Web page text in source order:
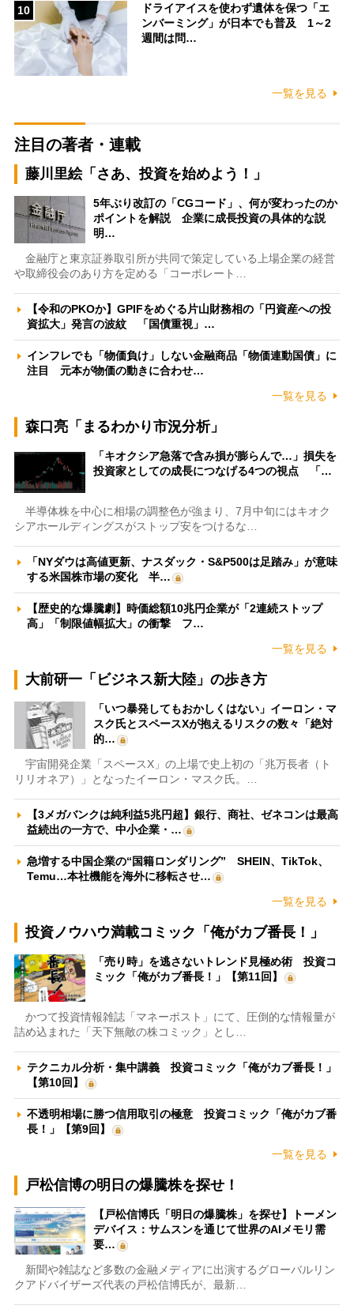
10
ドライアイスを使わず遺体を保つ「エ
ンバーミング」が日本でも普及 1～2
週間は問…
一覧を見る
注目の著者・連載
藤川里絵「さあ、投資を始めよう！」
5年ぶり改訂の「CGコード」、何が変わったのか
ポイントを解説 企業に成長投資の具体的な説
明…
金融庁と東京証券取引所が共同で策定している上場企業の経営
や取締役会のあり方を定める「コーポレート…
【令和のPKOか】GPIFをめぐる片山財務相の「円資産への投
資拡大」発言の波紋 「国債重視」…
インフレでも「物価負け」しない金融商品「物価連動国債」に
注目 元本が物価の動きに合わせ…
一覧を見る
森口亮「まるわかり市況分析」
「キオクシア急落で含み損が膨らんで…」損失を
投資家としての成長につなげる4つの視点 「…
半導体株を中心に相場の調整色が強まり、7月中旬にはキオク
シアホールディングスがストップ安をつけるな…
「NYダウは高値更新、ナスダック・S&P500は足踏み」が意味
する米国株市場の変化 半…
【歴史的な爆騰劇】時価総額10兆円企業が「2連続ストップ
高」「制限値幅拡大」の衝撃 フ…
一覧を見る
大前研一「ビジネス新大陸」の歩き方
「いつ暴発してもおかしくはない」イーロン・マ
スク氏とスペースXが抱えるリスクの数々「絶対
的…
宇宙開発企業「スペースX」の上場で史上初の「兆万長者（ト
リリオネア）」となったイーロン・マスク氏。…
【3メガバンクは純利益5兆円超】銀行、商社、ゼネコンは最高
益続出の一方で、中小企業・…
急増する中国企業の“国籍ロンダリング” SHEIN、TikTok、
Temu…本社機能を海外に移転させ…
一覧を見る
投資ノウハウ満載コミック「俺がカブ番長！」
「売り時」を逃さないトレンド見極め術 投資コ
ミック「俺がカブ番長！」【第11回】
かつて投資情報雑誌「マネーポスト」にて、圧倒的な情報量が
詰め込まれた「天下無敵の株コミック」とし…
テクニカル分析・集中講義 投資コミック「俺がカブ番長！」
【第10回】
不透明相場に勝つ信用取引の極意 投資コミック「俺がカブ番
長！」【第9回】
一覧を見る
戸松信博の明日の爆騰株を探せ！
【戸松信博氏「明日の爆騰株」を探せ】トーメン
デバイス：サムスンを通じて世界のAIメモリ需
要…
新聞や雑誌など多数の金融メディアに出演するグローバルリン
クアドバイザーズ代表の戸松信博氏が、最新…